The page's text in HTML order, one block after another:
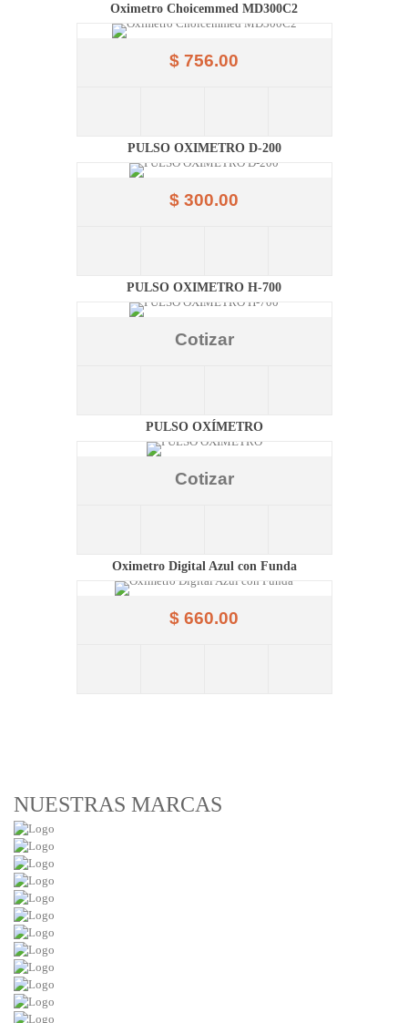
Oximetro Choicemmed MD300C2
$ 756.00
PULSO OXIMETRO D-200
$ 300.00
PULSO OXIMETRO H-700
Cotizar
PULSO OXÍMETRO
Cotizar
Oximetro Digital Azul con Funda
$ 660.00
NUESTRAS MARCAS